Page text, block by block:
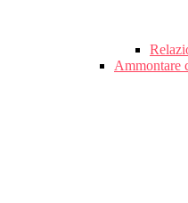
Ammontare